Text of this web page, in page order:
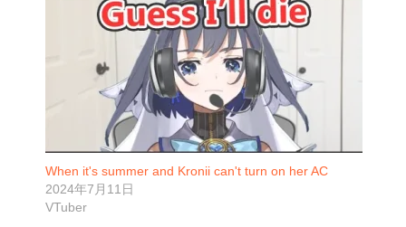
When it's summer and Kronii can't turn on her AC
2024年7月11日
VTuber